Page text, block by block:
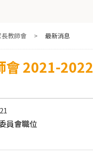
長教師會 > 最新消息
會 2021-2022
員會職位